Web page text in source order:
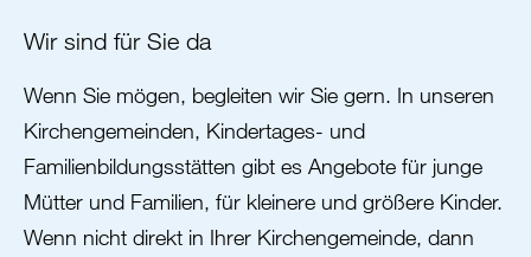
Wir sind für Sie da
Wenn Sie mögen, begleiten wir Sie gern. In unseren
Kirchengemeinden, Kindertages- und
Familienbildungsstätten gibt es Angebote für junge
Mütter und Familien, für kleinere und größere Kinder.
Wenn nicht direkt in Ihrer Kirchengemeinde, dann